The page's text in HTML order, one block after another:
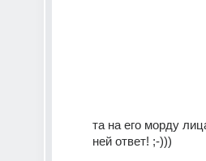
та на его морду
ней ответ! ;-)))